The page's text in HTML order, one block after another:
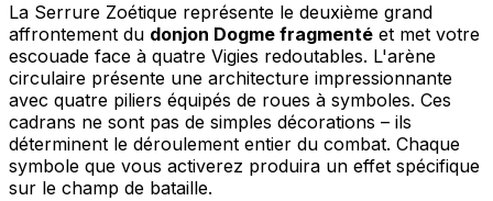
La Serrure Zoétique représente le deuxième grand
affrontement du donjon Dogme fragmenté et met votre
escouade face à quatre Vigies redoutables. L'arène
circulaire présente une architecture impressionnante
avec quatre piliers équipés de roues à symboles. Ces
cadrans ne sont pas de simples décorations – ils
déterminent le déroulement entier du combat. Chaque
symbole que vous activerez produira un effet spécifique
sur le champ de bataille.